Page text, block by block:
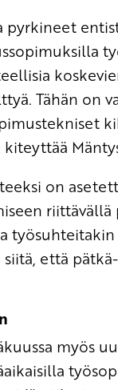
pyrkineet
Tähän on
on
riittävällä
että
myös